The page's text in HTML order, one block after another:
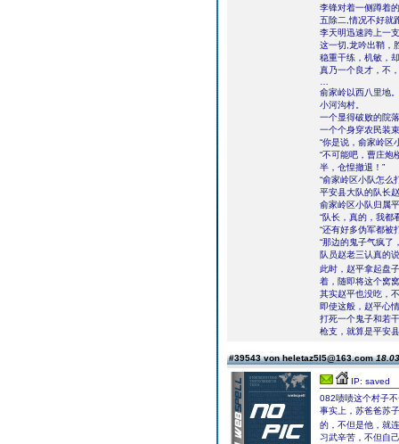
李锋对着一侧蹲着
五除二,情况不好就
李天明迅速跨上一
这一切,龙吟出鞘，
稳重干练，机敏，
真乃一个良才，不
俞家岭以西八里地。
小河沟村。
一个显得破败的院
一个个身穿农民装
“你是说，俞家岭区
“不可能吧，曹庄炮
半，仓惶撤退！”
“俞家岭区小队怎么
平安县大队的队长
俞家岭区小队归属
“队长，真的，我都
“还有好多伪军都被
“那边的鬼子气疯了
队员赵老三认真的
此时，赵平拿起盘
着，随即将这个窝
其实赵平也没吃，
即使这般，赵平心
打死一个鬼子和若
枪支，就算是平安
#39543 von heletaz5l5@163.com
IP: saved
082啧啧这个村子
事实上，苏爸爸苏
的，不但是他，就
习武辛苦，不但自